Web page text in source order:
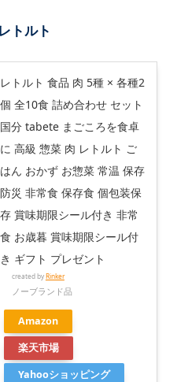
レトルト
レトルト 食品 肉 5種 × 各種2
個 全10食 詰め合わせ セット
国分 tabete まごころを食卓
に 高級 惣菜 肉 レトルト ご
はん おかず お惣菜 常温 保存
防災 非常食 保存食 個包装保
存 賞味期限シール付き 非常
食 お歳暮 賞味期限シール付
き ギフト プレゼント
created byRinker
ノーブランド品
Amazon
楽天市場
Yahooショッピング